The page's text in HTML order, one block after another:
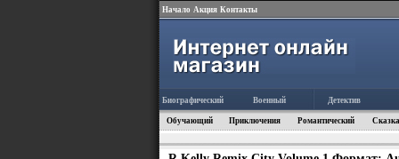
Начало Акция Контакты
Биографический Военный Детектив
Обучающий Приключения Романтический